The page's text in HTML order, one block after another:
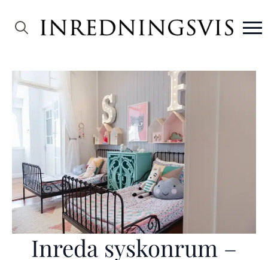
Inreda syskonrum –